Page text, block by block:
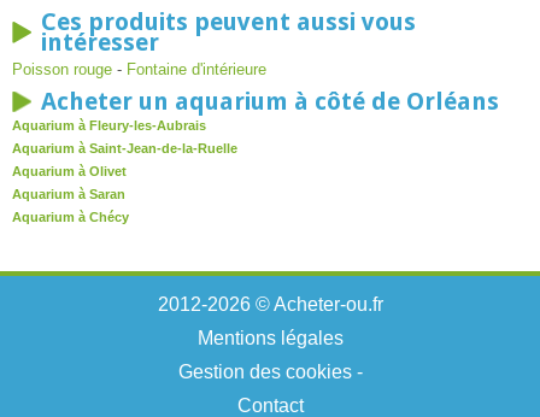
Ces produits peuvent aussi vous
intéresser
Poisson rouge - Fontaine d'intérieure
Acheter un aquarium à côté de Orléans
Aquarium à Fleury-les-Aubrais
Aquarium à Saint-Jean-de-la-Ruelle
Aquarium à Olivet
Aquarium à Saran
Aquarium à Chécy
2012-2026 © Acheter-ou.fr
Mentions légales
Gestion des cookies-
Contact